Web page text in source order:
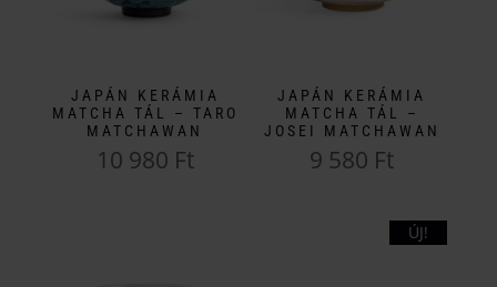
JAPÁN KERÁMIA
MATCHA TÁL – TARO
MATCHAWAN
10 980 Ft
JAPÁN KERÁMIA
MATCHA TÁL –
JOSEI MATCHAWAN
9 580 Ft
ÚJ!